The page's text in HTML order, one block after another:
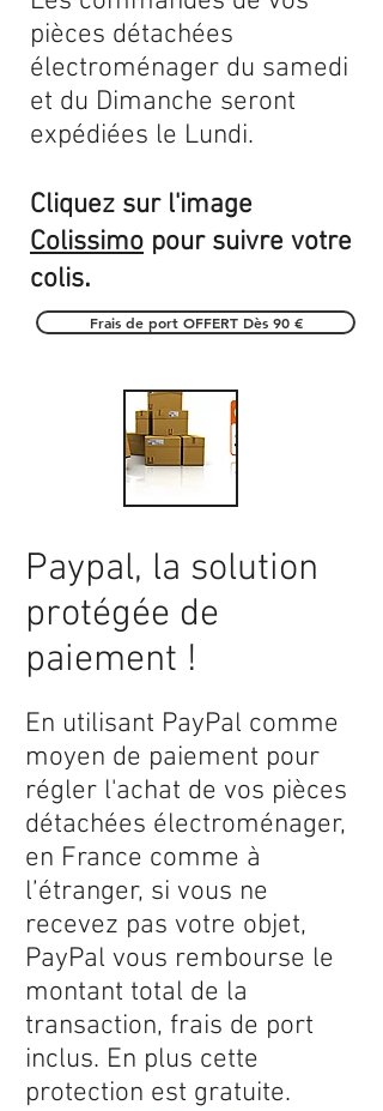
pièces détachées
électroménager du samedi
et du Dimanche seront
expédiées le Lundi.
Cliquez sur l'image
Colissimo pour suivre votre
colis.
Frais de port OFFERT Dès 90 €
Paypal, la solution
protégée de
paiement !
En utilisant PayPal comme
moyen de paiement pour
régler l'achat de vos pièces
détachées électroménager,
en France comme à
l’étranger, si vous ne
recevez pas votre objet,
PayPal vous rembourse le
montant total de la
transaction, frais de port
inclus. En plus cette
protection est gratuite.